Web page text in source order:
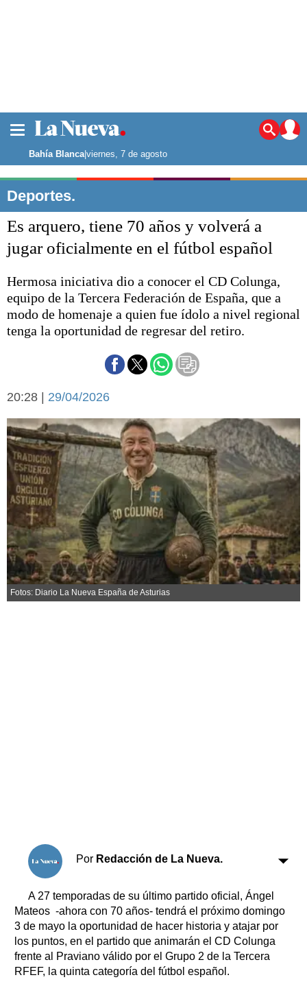
Noticias
La ciudad
Punta Alta
El mundo
Seguridad
Deportes
Escenario Olímpico
Liga del Sur
Básquetbol
Fútbol
Federal A
Aplausos
Con el campo
Espacio empresas
Sociedad y tiempo
libre
Sociedad
Tecnología
Turismo
Salud
Es viral
El tiempo
Fúnebres
Clasificados
Bahía Blanca|viernes, 7 de agosto
Deportes.
Es arquero, tiene 70 años y volverá a
jugar oficialmente en el fútbol español
Hermosa iniciativa dio a conocer el CD Colunga,
equipo de la Tercera Federación de España, que a
modo de homenaje a quien fue ídolo a nivel regional
tenga la oportunidad de regresar del retiro.
20:28 | 29/04/2026
Fotos: Diario La Nueva España de Asturias
Por Redacción de La Nueva.
A 27 temporadas de su último partido oficial, Ángel
Mateos -ahora con 70 años- tendrá el próximo domingo
3 de mayo la oportunidad de hacer historia y atajar por
los puntos, en el partido que animarán el CD Colunga
frente al Praviano válido por el Grupo 2 de la Tercera
RFEF, la quinta categoría del fútbol español.